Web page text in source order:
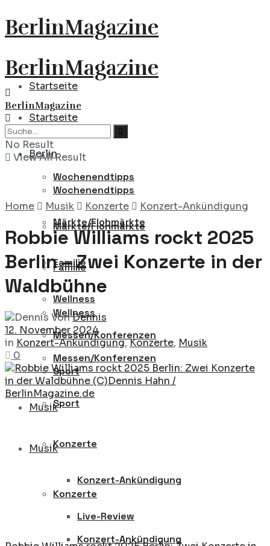
BerlinMagazine
Startseite
Berlin
Wochenendtipps
Märkte/Flohmärkte
Familie
Wellness
Messen/Konferenzen
Sport
Musik
Konzerte
Konzert-Ankündigung
BerlinMagazine
Startseite
Berlin
Wochenendtipps
Märkte/Flohmärkte
Familie
Wellness
Messen/Konferenzen
Sport
Musik
Konzerte
Konzert-Ankündigung
Live-Review
BerlinMagazine
No Result
View All Result
Home Musik Konzerte Konzert-Ankündigung
Robbie Williams rockt 2025
Berlin – Zwei Konzerte in der
Waldbühne
VonDennis
12. November 2024
in Konzert-Ankündigung,Konzerte, Musik
0